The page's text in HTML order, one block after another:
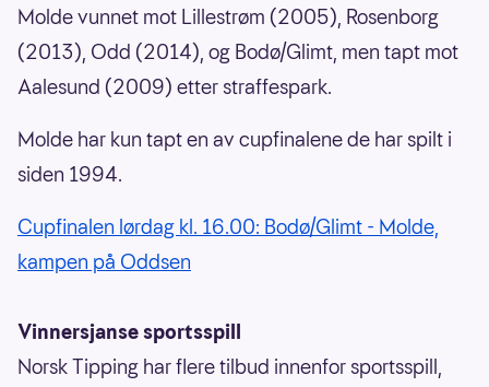
Molde vunnet mot Lillestrøm (2005), Rosenborg
(2013), Odd (2014), og Bodø/Glimt, men tapt mot
Aalesund (2009) etter straffespark.
Molde har kun tapt en av cupfinalene de har spilt i
siden 1994.
Cupfinalen lørdag kl. 16.00: Bodø/Glimt - Molde,
kampen på Oddsen
Vinnersjanse sportsspill
Norsk Tipping har flere tilbud innenfor sportsspill,